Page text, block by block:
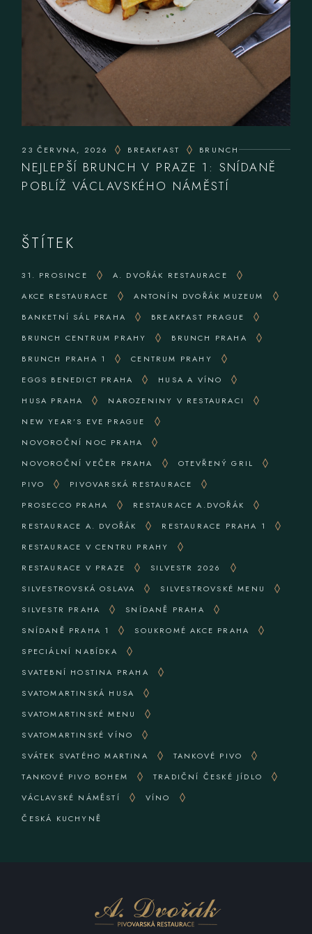
23 ČERVNA, 2026 BREAKFAST BRUNCH
NEJLEPŠÍ BRUNCH V PRAZE 1: SNÍDANĚ
POBLÍŽ VÁCLAVSKÉHO NÁMĚSTÍ
ŠTÍTEK
31. PROSINCE
A. DVOŘÁK RESTAURACE
AKCE RESTAURACE
ANTONÍN DVOŘÁK MUZEUM
BANKETNÍ SÁL PRAHA
BREAKFAST PRAGUE
BRUNCH CENTRUM PRAHY
BRUNCH PRAHA
BRUNCH PRAHA 1
CENTRUM PRAHY
EGGS BENEDICT PRAHA
HUSA A VÍNO
HUSA PRAHA
NAROZENINY V RESTAURACI
NEW YEAR’S EVE PRAGUE
NOVOROČNÍ NOC PRAHA
NOVOROČNÍ VEČER PRAHA
OTEVŘENÝ GRIL
PIVO
PIVOVARSKÁ RESTAURACE
PROSECCO PRAHA
RESTAURACE A.DVOŘÁK
RESTAURACE A. DVOŘÁK
RESTAURACE PRAHA 1
RESTAURACE V CENTRU PRAHY
RESTAURACE V PRAZE
SILVESTR 2026
SILVESTROVSKÁ OSLAVA
SILVESTROVSKÉ MENU
SILVESTR PRAHA
SNÍDANĚ PRAHA
SNÍDANĚ PRAHA 1
SOUKROMÉ AKCE PRAHA
SPECIÁLNÍ NABÍDKA
SVATEBNÍ HOSTINA PRAHA
SVATOMARTINSKÁ HUSA
SVATOMARTINSKÉ MENU
SVATOMARTINSKÉ VÍNO
SVÁTEK SVATÉHO MARTINA
TANKOVÉ PIVO
TANKOVÉ PIVO BOHEM
TRADIČNÍ ČESKÉ JÍDLO
VÁCLAVSKÉ NÁMĚSTÍ
VÍNO
ČESKÁ KUCHYNĚ